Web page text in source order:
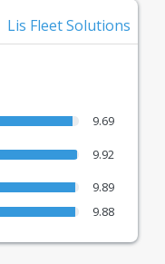
Lis Fleet Solutions
9.69
9.92
9.89
9.88